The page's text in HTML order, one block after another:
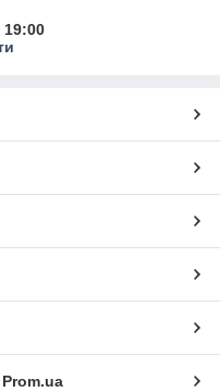
19:00
Prom.ua